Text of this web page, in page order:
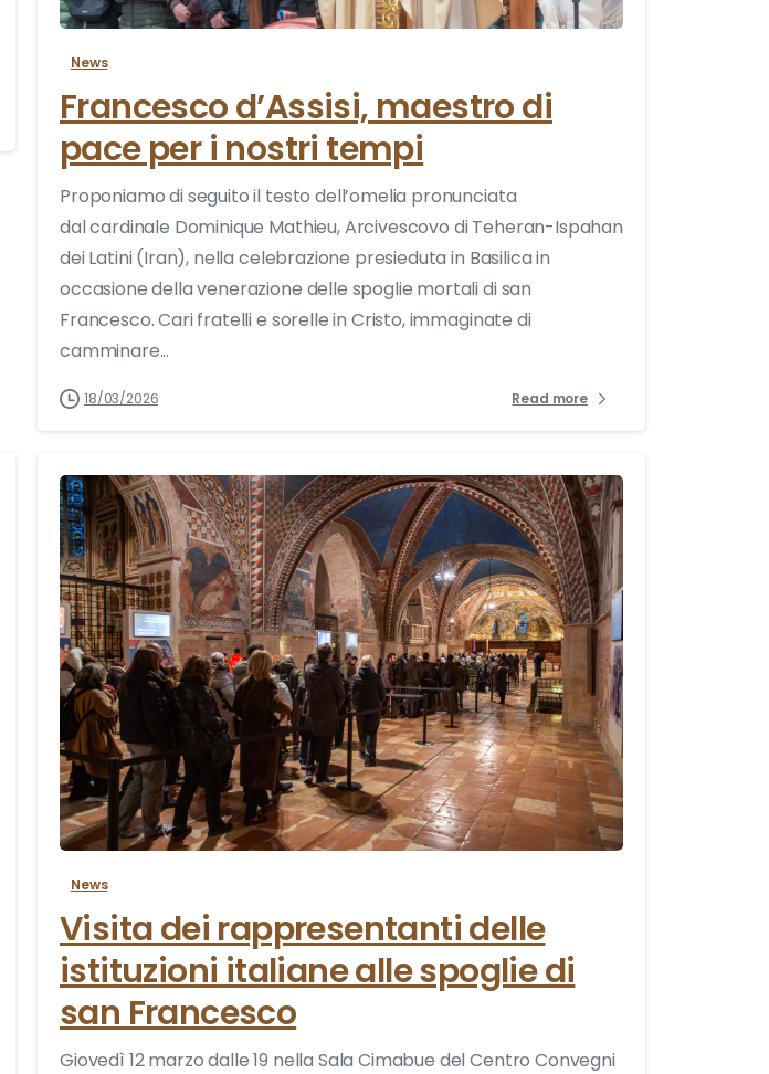
News
Francesco d’Assisi, maestro di
pace per i nostri tempi
Proponiamo di seguito il testo dell’omelia pronunciata
dal cardinale Dominique Mathieu, Arcivescovo di Teheran-Ispahan
dei Latini (Iran), nella celebrazione presieduta in Basilica in
occasione della venerazione delle spoglie mortali di san
Francesco. Cari fratelli e sorelle in Cristo, immaginate di
camminare...
18/03/2026 Read more
News
Visita dei rappresentanti delle
istituzioni italiane alle spoglie di
san Francesco
Giovedì 12 marzo dalle 19 nella Sala Cimabue del Centro Convegni